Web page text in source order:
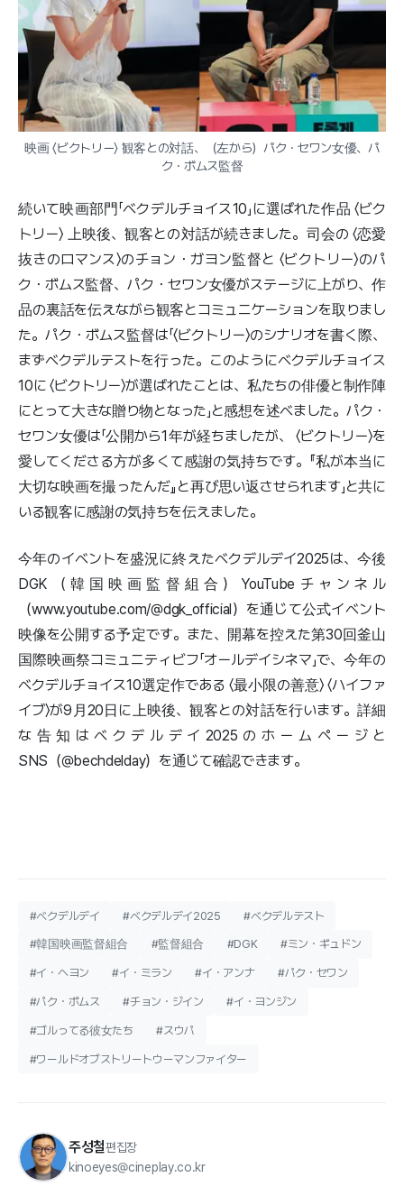
映画 〈ビクトリー〉 観客との対話、（左から）パク・セワン女優、パ
ク・ボムス監督
続いて映画部門「ベクデルチョイス10」に選ばれた作品 〈ビク
トリー〉 上映後、観客との対話が続きました。司会の 〈恋愛
抜きのロマンス〉のチョン・ガヨン監督と 〈ビクトリー〉のパ
ク・ボムス監督、パク・セワン女優がステージに上がり、作
品の裏話を伝えながら観客とコミュニケーションを取りまし
た。パク・ボムス監督は「〈ビクトリー〉のシナリオを書く際、
まずベクデルテストを行った。このようにベクデルチョイス
10に 〈ビクトリー〉が選ばれたことは、私たちの俳優と制作陣
にとって大きな贈り物となった」と感想を述べました。パク・
セワン女優は「公開から1年が経ちましたが、 〈ビクトリー〉を
愛してくださる方が多くて感謝の気持ちです。『私が本当に
大切な映画を撮ったんだ』と再び思い返させられます」と共に
いる観客に感謝の気持ちを伝えました。
今年のイベントを盛況に終えたベクデルデイ2025は、今後
DGK（韓国映画監督組合）YouTubeチャンネル
（www.youtube.com/@dgk_official）を通じて公式イベント
映像を公開する予定です。また、開幕を控えた第30回釜山
国際映画祭コミュニティビフ「オールデイシネマ」で、今年の
ベクデルチョイス10選定作である 〈最小限の善意〉 〈ハイファ
イブ〉が9月20日に上映後、観客との対話を行います。詳細
な告知はベクデルデイ2025のホームページと
SNS（@bechdelday）を通じて確認できます。
#ベクデルデイ #ベクデルデイ2025 #ベクデルテスト
#韓国映画監督組合 #監督組合 #DGK #ミン・ギュドン
#イ・ヘヨン #イ・ミラン #イ・アンナ #パク・セワン
#パク・ボムス #チョン・ジイン #イ・ヨンジン
#ゴルってる彼女たち #スウパ
#ワールドオブストリートウーマンファイター
주성철편집장
kinoeyes@cineplay.co.kr